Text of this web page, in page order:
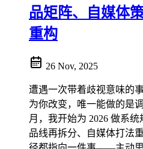
品矩阵、自媒体
重构
26 Nov, 2025
遭遇一次带着歧视意味的
为你改变，唯一能做的是
月，我开始为 2026 做系
品线再拆分、自媒体打法